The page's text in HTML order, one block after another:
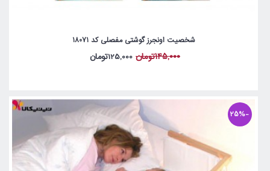
شخصیت اونجرز گوشتی مفصلی کد 18071
145,000تومان 125,000تومان
-25%